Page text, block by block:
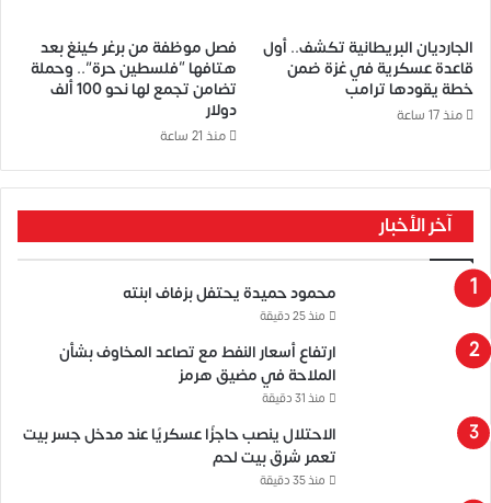
الجارديان البريطانية تكشف.. أول
قاعدة عسكرية في غزة ضمن
خطة يقودها ترامب
منذ 17 ساعة
فصل موظفة من برغر كينغ بعد
هتافها “فلسطين حرة”.. وحملة
تضامن تجمع لها نحو 100 ألف
دولار
منذ 21 ساعة
آخر الأخبار
محمود حميدة يحتفل بزفاف ابنته
منذ 25 دقيقة
ارتفاع أسعار النفط مع تصاعد المخاوف بشأن
الملاحة في مضيق هرمز
منذ 31 دقيقة
الاحتلال ينصب حاجزًا عسكريًا عند مدخل جسر بيت
تعمر شرق بيت لحم
منذ 35 دقيقة